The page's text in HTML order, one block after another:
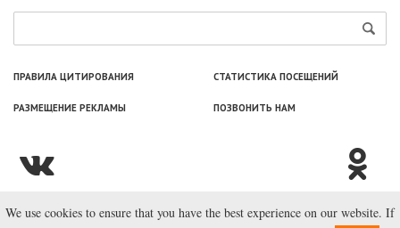
ПРАВИЛА ЦИТИРОВАНИЯ СТАТИСТИКА ПОСЕЩЕНИЙ
РАЗМЕЩЕНИЕ РЕКЛАМЫ ПОЗВОНИТЬ НАМ
© ООО «Лаборатория Новоcтей», 2003—2026.
We use cookies to ensure that you have the best experience on our website. If